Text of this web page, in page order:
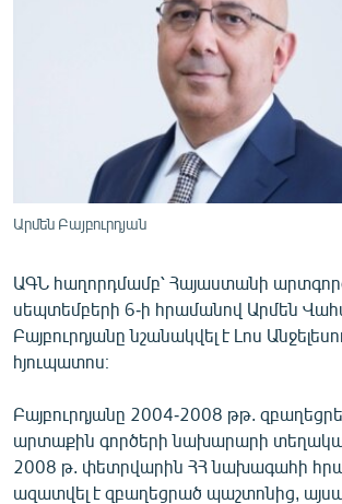
ՊԱՏԵՐԱԶՄԻ 6 ՇԱԲԱԹՆԵՐԸ
ՄԵԿՆԱԲԱՆՈՒԹՅՈՒՆ
ԿՈՐՈՆԱՎԻՐՈՒՍ
ԱՐԽԻՎ
ՏԵՍԱՆՅՈՒԹԵՐ
ԲԱՆԱՎԵՃ
ՁԳՏԵԼՈՎ ԼԱՎԱԳՈՒՅՆԻՆ
ՓՈԴՔԱՍԹ
Արմեն Բայբուրդյան
ԱԳՆ հաղորդմամբ՝ Հայաստանի
սեպտեմբերի 6-ի հրամանով Արմեն
Բայբուրդյանը նշանակվել է Լոս
հյուպատոս։
Բայբուրդյանը 2004-2008 թթ.
արտաքին գործերի նախարարի
2008 թ. փետրվարին ՀՀ նախագահի
ազատվել է զբաղեցրած պաշտոնից,